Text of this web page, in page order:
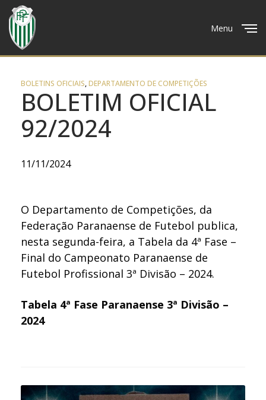
Menu
BOLETINS OFICIAIS,DEPARTAMENTO DE COMPETIÇÕES
BOLETIM OFICIAL
92/2024
11/11/2024
O Departamento de Competições, da
Federação Paranaense de Futebol publica,
nesta segunda-feira, a Tabela da 4ª Fase –
Final do Campeonato Paranaense de
Futebol Profissional 3ª Divisão – 2024.
Tabela 4ª Fase Paranaense 3ª Divisão –
2024